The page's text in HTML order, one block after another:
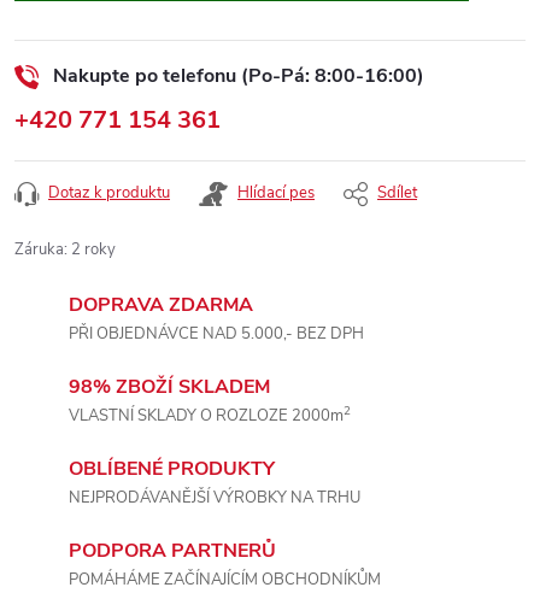
Nakupte po telefonu (Po-Pá: 8:00-16:00)
+420 771 154 361
Dotaz k produktu Hlídací pes Sdílet
Záruka: 2 roky
DOPRAVA ZDARMA
PŘI OBJEDNÁVCE NAD 5.000,- BEZ DPH
98% ZBOŽÍ SKLADEM
VLASTNÍ SKLADY O ROZLOZE 2000m2
OBLÍBENÉ PRODUKTY
NEJPRODÁVANĚJŠÍ VÝROBKY NA TRHU
PODPORA PARTNERŮ
POMÁHÁME ZAČÍNAJÍCÍM OBCHODNÍKŮM